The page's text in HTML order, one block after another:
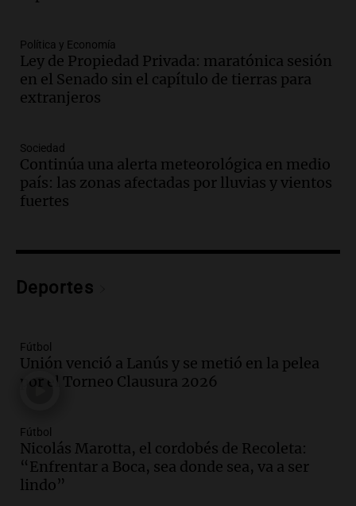
ayuda por problemas de fertilidad y la
ostentación de millonarios
Amamos Argentina
Episodios
avanza con testimonios clave sobre el
accidente en Villa Dolores
Panorama Federal
tributo todos los jueves
Episodios
sea, va a ser lindo”
La Cadena del Gol
Episodios
en ludopatía: “Tener el casino en la
mano es muy peligroso”
La Argentina, hoy
Episodios
Política y Economía
Ley de Propiedad Privada: maratónica sesión
en el Senado sin el capítulo de tierras para
extranjeros
Sociedad
Continúa una alerta meteorológica en medio
país: las zonas afectadas por lluvias y vientos
fuertes
Deportes
Fútbol
Unión venció a Lanús y se metió en la pelea
por el Torneo Clausura 2026
Fútbol
Nicolás Marotta, el cordobés de Recoleta:
“Enfrentar a Boca, sea donde sea, va a ser
lindo”